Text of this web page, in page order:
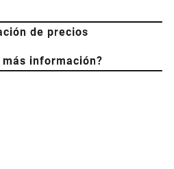
de precios
más información?